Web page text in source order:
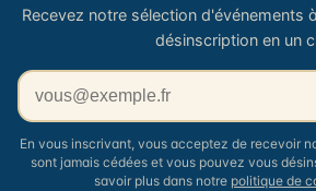
Recevez notre sélection d'événements
désinscription en un
Votre
En vous inscrivant, vous acceptez de recevoir
sont jamais cédées et vous pouvez vous
savoir plus dans notre politique de